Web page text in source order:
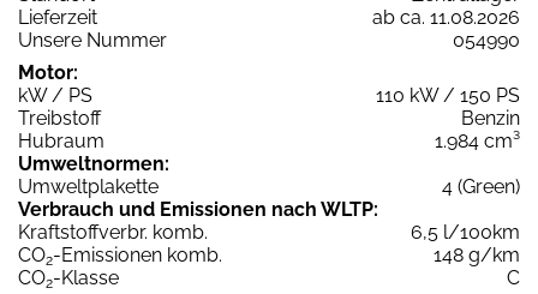
Lieferzeit
ab ca. 11.08.2026
Unsere Nummer
054990
Motor:
kW / PS
110 kW / 150 PS
Treibstoff
Benzin
Hubraum
1.984 cm³
Umweltnormen:
Umweltplakette
4 (Green)
Verbrauch und Emissionen nach WLTP:
Kraftstoffverbr. komb.
6,5 l/100km
CO2-Emissionen komb.
148 g/km
CO2-Klasse
C